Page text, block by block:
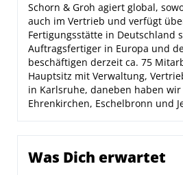
Schorn & Groh agiert global,
auch im Vertrieb und verfügt
Fertigungsstätte in Deutschland
Auftragsfertiger in Europa und
beschäftigen derzeit ca. 75
Hauptsitz mit Verwaltung,
in Karlsruhe, daneben haben
Ehrenkirchen, Eschelbronn und
Was Dich erwartet